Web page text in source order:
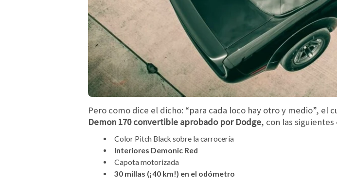
Pero como dice el dicho: “para cada loco hay otro y medio”, el
Demon 170 convertible aprobado por Dodge, con las
Color Pitch Black sobre la carrocería
Interiores Demonic Red
Capota motorizada
30 millas (¡40 km!) en el odómetro